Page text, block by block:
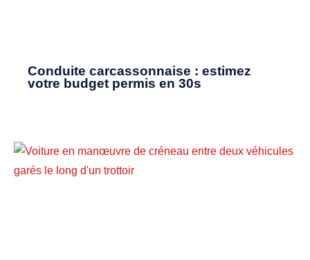
Conduite carcassonnaise : estimez
votre budget permis en 30s